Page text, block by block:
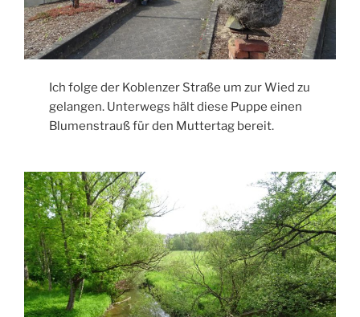
Ich folge der Koblenzer Straße um zur Wied zu
gelangen. Unterwegs hält diese Puppe einen
Blumenstrauß für den Muttertag bereit.